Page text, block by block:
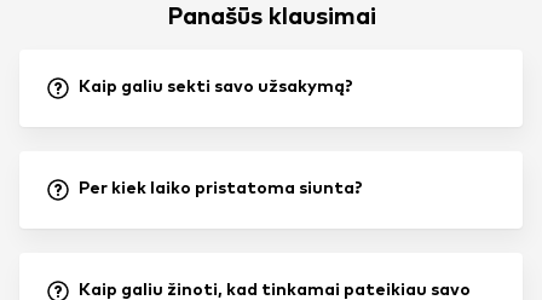
Panašūs klausimai
Kaip galiu sekti savo užsakymą?
Per kiek laiko pristatoma siunta?
Kaip galiu žinoti, kad tinkamai pateikiau savo